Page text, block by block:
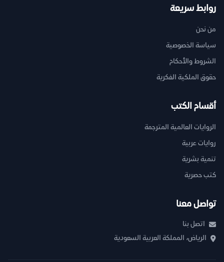
روابط سريعة
من نحن
سياسة الخصوصية
الشروط والأحكام
حقوق الملكية الفكرية
أقسام الكتب
الروايات العالمية المترجمة
روايات عربية
تنمية بشرية
كتب حصرية
تواصل معنا
اتصل بنا
الرياض، المملكة العربية السعودية